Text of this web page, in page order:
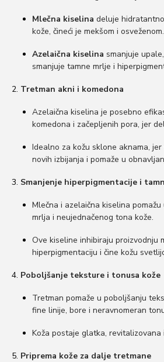
Mlečna kiselina deluje
kože, čineći je mekšom i osveženom.
Azelaična kiselina smanjuje
smanjuje tamne mrlje i
Tretman akni i komedona
Azelaična kiselina je posebno
komedona i začepljenih pora, jer
Idealno za kožu sklone aknama,
novih izbijanja i pomaže u
Smanjenje hiperpigmentacije i
Mlečna i azelaična kiselina
mrlja i neujednačenog tona kože.
Ove kiseline inhibiraju proizvodnju
hiperpigmentaciju i čine kožu
Poboljšanje teksture i tonusa kože
Tretman pomaže u poboljšanju
fine linije, bore i neravnomeran
Koža postaje glatka, revitalizovana
Priprema kože za dalje tretmane